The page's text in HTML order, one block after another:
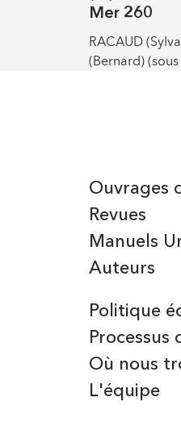
Mer 260
RACAUD
(Bernard)
Auteurs
Manuels
Ouvrages
Revues
Politique
Processus
Où nous
L'équipe